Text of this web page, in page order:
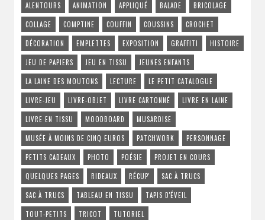
ALENTOURS ANIMATION APPLIQUÉ BALADE
BRICOLAGE
COLLAGE
COMPTINE COUFFIN COUSSINS
CROCHET
DÉCORATION
EMPLETTES EXPOSITION GRAFFITI
HISTOIRE
JEU DE PAPIERS
JEU EN TISSU
JEUNES ENFANTS
LA LAINE DES MOUTONS
LECTURE
LE PETIT CATALOGUE
LIVRE-JEU
LIVRE-OBJET LIVRE CARTONNÉ
LIVRE EN LAINE
LIVRE EN TISSU
MOODBOARD
MUSARDISE
MUSÉE À MOINS DE CINQ EUROS
PATCHWORK
PERSONNAGE
PETITS CADEAUX
PHOTO POÉSIE
PROJET EN COURS
QUELQUES PAGES
RIDEAUX RÉCUP'
SAC À TRUCS
SAC À TRUCS
TABLEAU EN TISSU
TAPIS D'ÉVEIL
TOUT-PETITS
TRICOT TUTORIEL